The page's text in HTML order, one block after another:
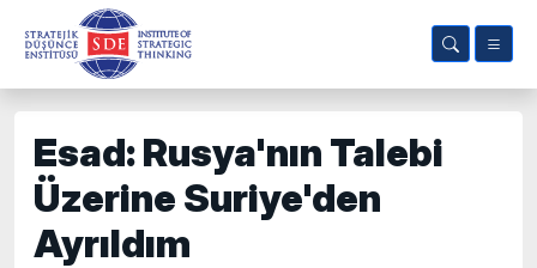
Esad: Rusya'nın Talebi
Üzerine Suriye'den
Ayrıldım